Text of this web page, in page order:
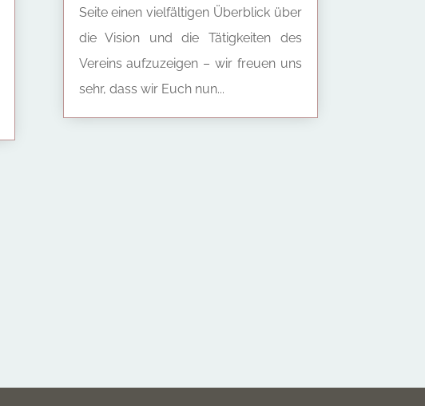
Seite einen vielfältigen Überblick über
die Vision und die Tätigkeiten des
Vereins aufzuzeigen – wir freuen uns
sehr, dass wir Euch nun...